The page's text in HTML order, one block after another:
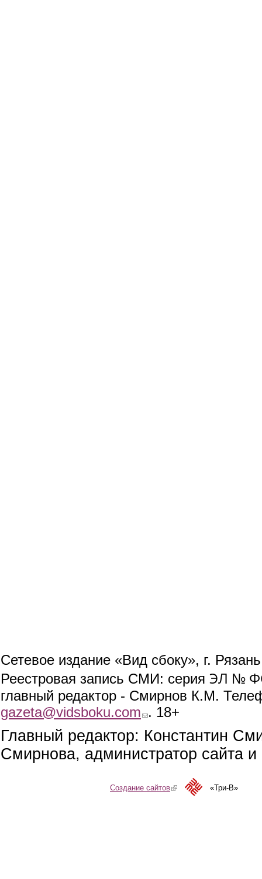
Сетевое издание «Вид сбоку», г.
Реестровая запись СМИ: серия ЭЛ №
главный редактор - Смирнов К.М.
gazeta@vidsboku.com (link sends e-mail)
. 18+
Главный редактор: Константин
Смирнова, администратор сайта
Создание сайтов(link is external)«Три-В»